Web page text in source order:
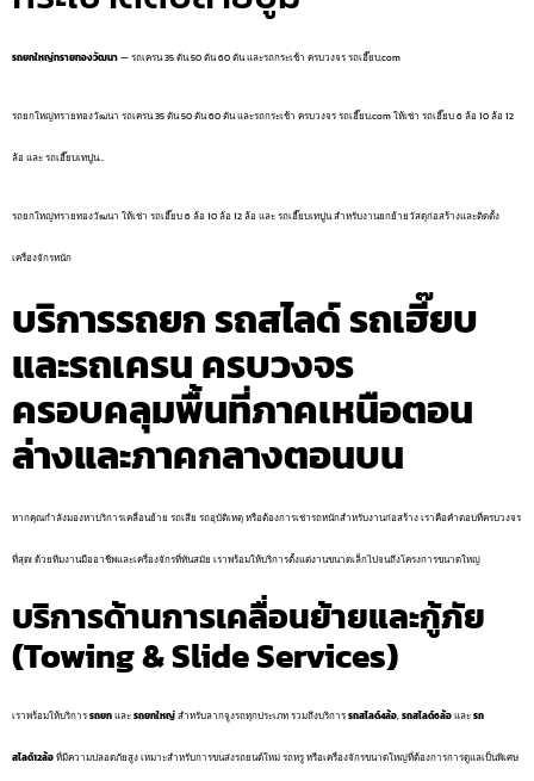
รถยกใหญ่ทรายทองวัฒนา— รถเครน 35 ตัน 50 ตัน 60 ตัน และรถกระเช้า ครบวงจร รถเฮี๊ยบ.com
รถยกใหญ่ทรายทองวัฒนา รถเครน 35 ตัน 50 ตัน 60 ตัน และรถกระเช้า ครบวงจร รถเฮี๊ยบ.com ให้เช่า รถเฮี๊ยบ 6 ล้อ 10 ล้อ 12
ล้อ และ รถเฮี๊ยบเทปูน…
รถยกใหญ่ทรายทองวัฒนา ให้เช่า รถเฮี๊ยบ 6 ล้อ 10 ล้อ 12 ล้อ และ รถเฮี๊ยบเทปูน สำหรับงานยกย้ายวัสดุก่อสร้างและติดตั้ง
เครื่องจักรหนัก
บริการรถยก รถสไลด์ รถเฮี๊ยบ
และรถเครน ครบวงจร
ครอบคลุมพื้นที่ภาคเหนือตอน
ล่างและภาคกลางตอนบน
หากคุณกำลังมองหาบริการเคลื่อนย้าย รถเสีย รถอุบัติเหตุ หรือต้องการเช่ารถหนักสำหรับงานก่อสร้าง เราคือคำตอบที่ครบวงจร
ที่สุด! ด้วยทีมงานมืออาชีพและเครื่องจักรที่ทันสมัย เราพร้อมให้บริการตั้งแต่งานขนาดเล็กไปจนถึงโครงการขนาดใหญ่
บริการด้านการเคลื่อนย้ายและกู้ภัย
(Towing & Slide Services)
เราพร้อมให้บริการรถยกและรถยกใหญ่สำหรับลากจูงรถทุกประเภท รวมถึงบริการรถสไลด์4ล้อ,รถสไลด์6ล้อและรถ
สไลด์12ล้อที่มีความปลอดภัยสูง เหมาะสำหรับการขนส่งรถยนต์ใหม่ รถหรู หรือเครื่องจักรขนาดใหญ่ที่ต้องการการดูแลเป็นพิเศษ